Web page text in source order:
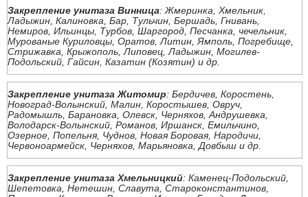
Закрепление унитаза Винница: Жмеринка, Хмельник,
Ладыжин, Калиновка, Бар, Тульчин, Бершадь, Гнивань,
Немиров, Ильинцы, Турбов, Шаргород, Песчанка, чечельник,
Мурованые Куриловцы, Оратов, Литин, Ямполь, Погребище,
Стрижавка, Крыжополь, Липовец, Ладыжин, Могилев-
Подольский, Гайсин, Казатин (Козятин) и др.
Закрепление унитаза Житомир: Бердичев, Коростень,
Новоград-Волынский, Малин, Коростышев, Овруч,
Радомышль, Барановка, Олевск, Черняхов, Андрушевка,
Володарск-Волынский, Романов, Иршанск, Емильчино,
Озерное, Попельня, Чуднов, Новая Боровая, Народичи,
Червоноармейск, Черняхов, Марьяновка, Довбыш и др.
Закрепление унитаза Хмельницкий: Каменец-Подольский,
Шепетовка, Нетешин, Славута, Староконстантинов,